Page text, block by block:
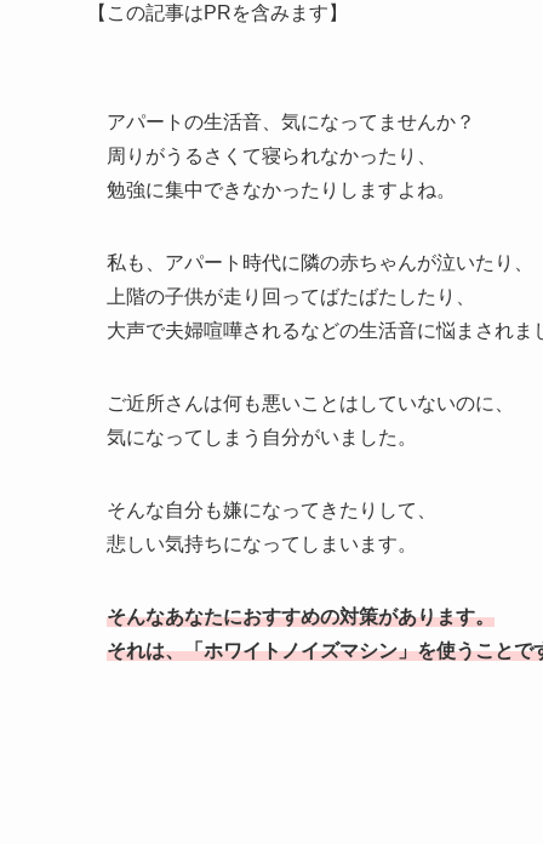
【この記事はPRを含みます】
アパートの生活音、気になってませんか？
周りがうるさくて寝られなかったり、
勉強に集中できなかったりしますよね。
私も、アパート時代に隣の赤ちゃんが泣いたり、
上階の子供が走り回ってばたばたしたり、
大声で夫婦喧嘩されるなどの生活音に悩まされま
ご近所さんは何も悪いことはしていないのに、
気になってしまう自分がいました。
そんな自分も嫌になってきたりして、
悲しい気持ちになってしまいます。
そんなあなたにおすすめの対策があります。
それは、「ホワイトノイズマシン」を使うことで